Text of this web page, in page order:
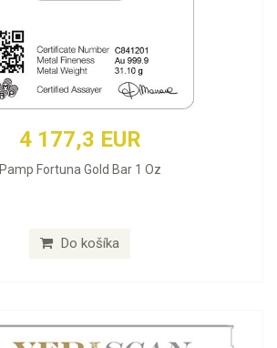
4 177,3 EUR
Pamp Fortuna Gold Bar 1 Oz
Do košíka